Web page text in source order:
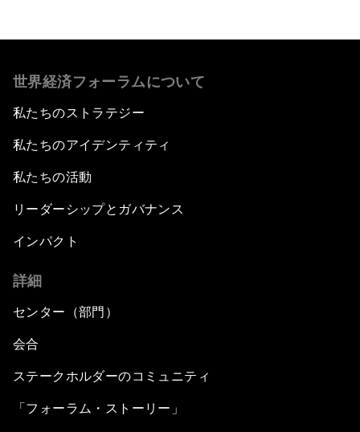
世界経済フォーラムについて
私たちのストラテジー
私たちのアイデンティティ
私たちの活動
リーダーシップとガバナンス
インパクト
詳細
センター（部門）
会合
ステークホルダーのコミュニティ
「フォーラム・ストーリー」